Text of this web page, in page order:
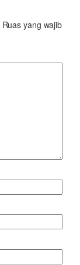
Ruas yang wajib